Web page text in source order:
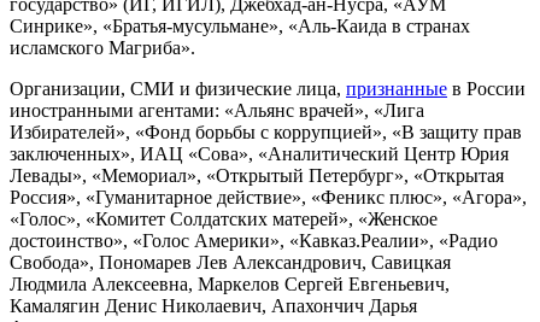
государство» (ИГ, ИГИЛ), Джебхад-ан-Нусра, «АУМ
Синрике», «Братья-мусульмане», «Аль-Каида в странах
исламского Магриба».
Организации, СМИ и физические лица, признанные в России
иностранными агентами: «Альянс врачей», «Лига
Избирателей», «Фонд борьбы с коррупцией», «В защиту прав
заключенных», ИАЦ «Сова», «Аналитический Центр Юрия
Левады», «Мемориал», «Открытый Петербург», «Открытая
Россия», «Гуманитарное действие», «Феникс плюс», «Агора»,
«Голос», «Комитет Солдатских матерей», «Женское
достоинство», «Голос Америки», «Кавказ.Реалии», «Радио
Свобода», Пономарев Лев Александрович, Савицкая
Людмила Алексеевна, Маркелов Сергей Евгеньевич,
Камалягин Денис Николаевич, Апахончич Дарья